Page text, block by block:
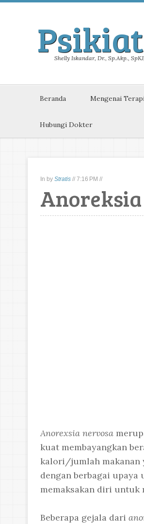
Shelly Iskandar, Dr., Sp.Akp.,
Beranda Mengenai
Hubungi Dokter
In by Stratis // 7:16 PM //
Anorexsia nervosa
kuat membayangkan
kalori/jumlah makanan
dengan berbagai
memaksakan diri untuk
Beberapa gejala dari